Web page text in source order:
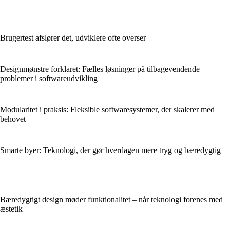
Brugertest afslører det, udviklere ofte overser
Designmønstre forklaret: Fælles løsninger på tilbagevendende
problemer i softwareudvikling
Modularitet i praksis: Fleksible softwaresystemer, der skalerer med
behovet
Smarte byer: Teknologi, der gør hverdagen mere tryg og bæredygtig
Bæredygtigt design møder funktionalitet – når teknologi forenes med
æstetik